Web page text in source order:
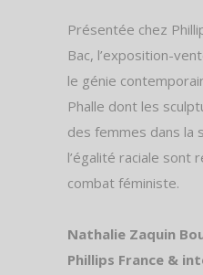
Présentée chez
Bac, l’exposition-
le génie
Phalle dont les
des femmes dans la
l’égalité raciale sont
combat féministe.
Nathalie Zaquin
Phillips France &